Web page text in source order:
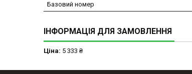
Базовий номер
ІНФОРМАЦІЯ ДЛЯ ЗАМОВЛЕННЯ
Ціна: 5 333 ₴